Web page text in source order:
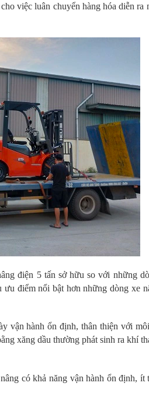
việc luân chuyển hàng hóa diễn ra
điện 5 tấn sở hữu so với những
điểm nổi bật hơn những dòng xe
vận hành ổn định, thân thiện với
xăng dầu thường phát sinh ra khí
có khả năng vận hành ổn định,